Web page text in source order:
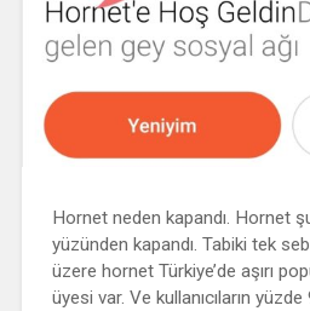
Hornet neden kapandı. Hornet
yüzünden kapandı. Tabiki tek
üzere hornet Türkiye’de aşırı
üyesi var. Ve kullanıcıların yüzde